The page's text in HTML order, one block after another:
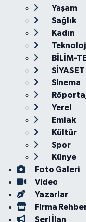
Yaşam
Sağlık
Kadın
BİLİM-
SİYASET
Sinema
Yerel
Emlak
Kültür
Spor
Künye
Foto Galeri
Video
Yazarlar
Firma
Seri İlan